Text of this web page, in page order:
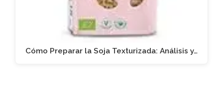
Cómo Preparar la Soja Texturizada: Análisis y…